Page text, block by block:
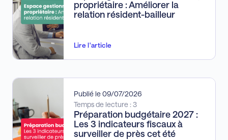
propriétaire : Améliorer la
relation résident-bailleur
Lire l'article
Publié le 09/07/2026
Temps de lecture : 3
Préparation budgétaire 2027 :
Les 3 indicateurs fiscaux à
surveiller de près cet été